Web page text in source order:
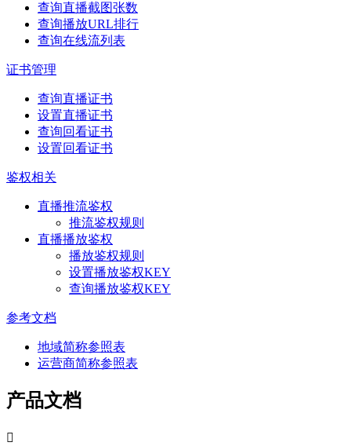
查询直播截图张数
查询播放URL排行
查询在线流列表
证书管理
查询直播证书
设置直播证书
查询回看证书
设置回看证书
鉴权相关
直播推流鉴权
推流鉴权规则
直播播放鉴权
播放鉴权规则
设置播放鉴权KEY
查询播放鉴权KEY
参考文档
地域简称参照表
运营商简称参照表
产品文档
